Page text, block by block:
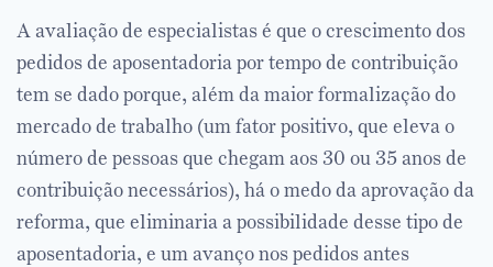
A avaliação de especialistas é que o crescimento dos
pedidos de aposentadoria por tempo de contribuição
tem se dado porque, além da maior formalização do
mercado de trabalho (um fator positivo, que eleva o
número de pessoas que chegam aos 30 ou 35 anos de
contribuição necessários), há o medo da aprovação da
reforma, que eliminaria a possibilidade desse tipo de
aposentadoria, e um avanço nos pedidos antes